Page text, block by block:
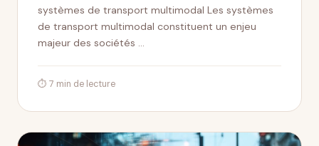
systèmes de transport multimodal Les systèmes
de transport multimodal constituent un enjeu
majeur des sociétés …
⏱ 7 min de lecture